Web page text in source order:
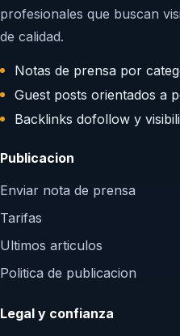
profesionales que buscan
de calidad.
Notas de prensa por
Guest posts orientados a
Backlinks dofollow y
Publicacion
Enviar nota de prensa
Tarifas
Ultimos articulos
Politica de publicacion
Legal y confianza